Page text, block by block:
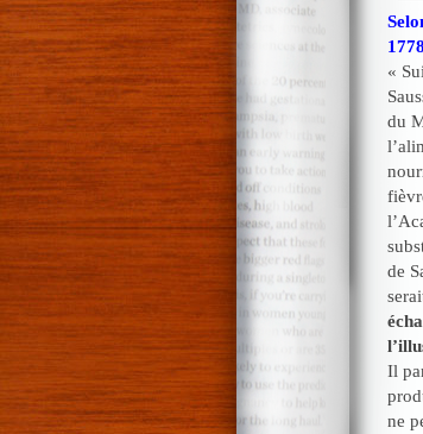
1778
«
du
de
Il
ne